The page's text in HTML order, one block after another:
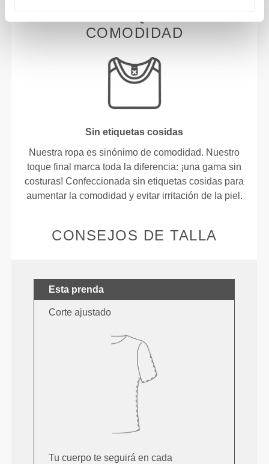
COMODIDAD
Sin etiquetas cosidas
Nuestra ropa es sinónimo de comodidad. Nuestro
toque final marca toda la diferencia: ¡una gama sin
costuras! Confeccionada sin etiquetas cosidas para
aumentar la comodidad y evitar irritación de la piel.
CONSEJOS DE TALLA
Esta prenda
Corte ajustado
Tu cuerpo te seguirá en cada